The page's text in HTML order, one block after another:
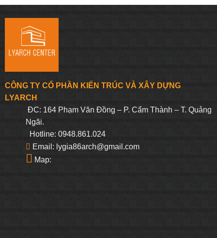
331.250₫.
CÔNG TY CỔ PHẦN KIẾN TRÚC VÀ XÂY DỰNG
LYARCH
ĐC: 164 Phạm Văn Đồng – P. Cẩm Thành – T. Quảng
Ngãi.
Hotline: 0948.861.024
Email: lygia86arch@gmail.com
Map: